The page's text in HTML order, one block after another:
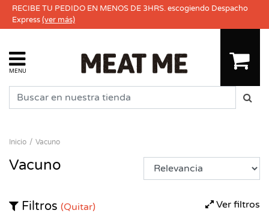
RECIBE TU PEDIDO EN MENOS DE 3HRS. escogiendo Despacho
Express(ver más)
MENU
Inicio Vacuno
Vacuno
Ver filtros
Filtros (Quitar)